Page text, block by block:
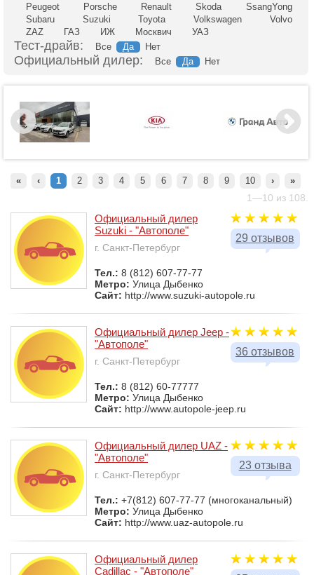
Peugeot
Porsche Renault Skoda
SsangYong
Subaru
Suzuki Toyota Volkswagen
Volvo
ZAZ
ГАЗ ИЖ Москвич УАЗ
Тест-драйв: Все Да Нет
Официальный дилер: Все Да Нет
« ‹ 1 2 3 4 5 6 7 8 9 10 › »
1—10 из 108.
29 отзывов
Официальный дилер
Suzuki - "Автополе"
г. Санкт-Петербург
Тел.: 8 (812) 607-77-77
Метро: Улица Дыбенко
Сайт: http://www.suzuki-autopole.ru
36 отзывов
Официальный дилер Jeep -
"Автополе"
г. Санкт-Петербург
Тел.: 8 (812) 60-77777
Метро: Улица Дыбенко
Сайт: http://www.autopole-jeep.ru
23 отзыва
Официальный дилер UAZ -
"Автополе"
г. Санкт-Петербург
Тел.: +7(812) 607-77-77 (многоканальный)
Метро: Улица Дыбенко
Сайт: http://www.uaz-autopole.ru
Официальный дилер
Cadillac - "Автополе"